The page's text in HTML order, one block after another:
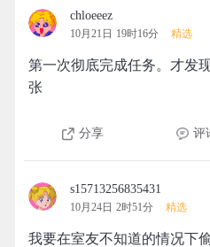
chloeeez
10月21日 19时16分 精选
第一次彻底完成任务。才发
张
分享 评
s15713256835431
10月24日 2时51分 精选
我要在室友不知道的情况下